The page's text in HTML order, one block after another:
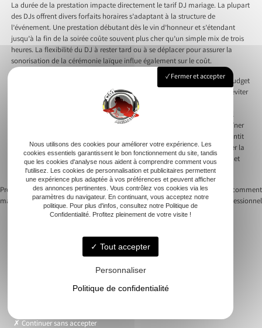
La durée de la prestation impacte directement le tarif DJ mariage. La plupart
des DJs offrent divers forfaits horaires s’adaptant à la structure de
l’événement. Une prestation débutant dès le vin d’honneur et s’étendant
jusqu’à la fin de la soirée coûte souvent plus cher qu’un simple mix de trois
heures. La flexibilité du DJ à rester tard ou à se déplacer pour assurer la
sonorisation de la cérémonie laïque influe également sur le coût.
Analyser les besoins en termes de durée permet de mieux structurer le budget
prévu pour la musique. Adaptez la prestation à votre programme pour éviter
des coûts superflus. Certains DJs ajustent même le tarif selon le nombre
d’invités, influençant ainsi le niveau sonore requis. Une ouverture de bal
féérique nécessitant une production plus complexe pourrait aussi entraîner
des coûts additionnels. Discuss this with your DJ is important. Cela garantit
que vos désirs soient respectés sans compromettre votre budget. Adapter la
durée et la personnalisation assure une fête en accord avec vis attentes et
moyens.
Navigation
Previous:
Trouvez le dj idéal pour votre
mariage à Angoulême
Next:DJ Bordeaux mariage : comment
choisir le bon professionnel
Accueil
Animation musicale
Fermer et accepter
Nous utilisons des cookies pour améliorer votre expérience. Les
cookies essentiels garantissent le bon fonctionnement du site, tandis
que les cookies d'analyse nous aident à comprendre comment vous
l'utilisez. Les cookies de personnalisation et publicitaires permettent
une expérience plus adaptée à vos préférences et peuvent afficher
des annonces pertinentes. Vous contrôlez vos cookies via les
paramètres du navigateur. En continuant, vous acceptez notre
politique. Pour plus d'infos, consultez notre Politique de
Confidentialité. Profitez pleinement de votre visite !
Tout accepter
Personnaliser
Politique de confidentialité
Continuer sans accepter